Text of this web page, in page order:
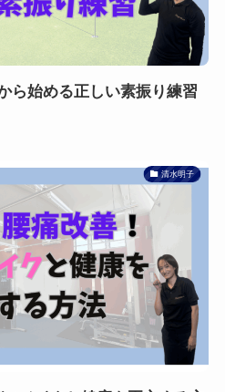
ら始める正しい素振り練習
清水明子